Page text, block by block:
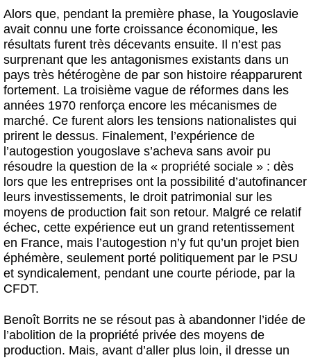
Alors que, pendant la première phase, la Yougoslavie
avait connu une forte croissance économique, les
résultats furent très décevants ensuite. Il n’est pas
surprenant que les antagonismes existants dans un
pays très hétérogène de par son histoire réapparurent
fortement. La troisième vague de réformes dans les
années 1970 renforça encore les mécanismes de
marché. Ce furent alors les tensions nationalistes qui
prirent le dessus. Finalement, l’expérience de
l’autogestion yougoslave s’acheva sans avoir pu
résoudre la question de la « propriété sociale » : dès
lors que les entreprises ont la possibilité d’autofinancer
leurs investissements, le droit patrimonial sur les
moyens de production fait son retour. Malgré ce relatif
échec, cette expérience eut un grand retentissement
en France, mais l’autogestion n’y fut qu’un projet bien
éphémère, seulement porté politiquement par le PSU
et syndicalement, pendant une courte période, par la
CFDT.
Benoît Borrits ne se résout pas à abandonner l’idée de
l’abolition de la propriété privée des moyens de
production. Mais, avant d’aller plus loin, il dresse un